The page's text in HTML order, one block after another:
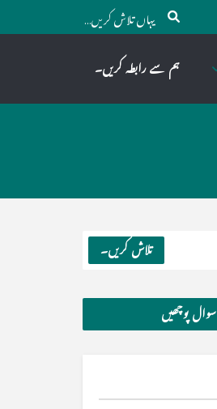
ہم سے رابطہ کریں۔
تلاش کریں۔
سوال پوچھیں